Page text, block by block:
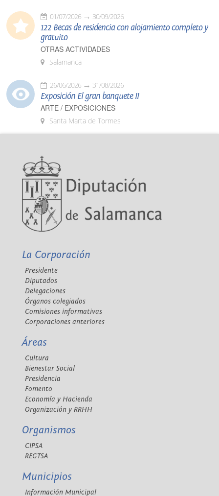
01/07/2026 30/09/2026
122 Becas de residencia con alojamiento completo y
gratuito
OTRAS ACTIVIDADES
Salamanca
26/06/2026 31/08/2026
Exposición El gran banquete II
ARTE / EXPOSICIONES
Santa Marta de Tormes
La Corporación
Presidente
Diputados
Delegaciones
Órganos colegiados
Comisiones informativas
Corporaciones anteriores
Áreas
Cultura
Bienestar Social
Presidencia
Fomento
Economía y Hacienda
Organización y RRHH
Organismos
CIPSA
REGTSA
Municipios
Información Municipal